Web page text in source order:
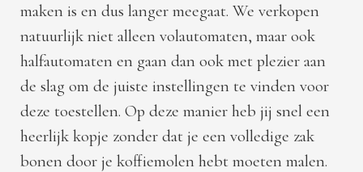
maken is en dus langer meegaat. We verkopen
natuurlijk niet alleen volautomaten, maar ook
halfautomaten en gaan dan ook met plezier aan
de slag om de juiste instellingen te vinden voor
deze toestellen. Op deze manier heb jij snel een
heerlijk kopje zonder dat je een volledige zak
bonen door je koffiemolen hebt moeten malen.